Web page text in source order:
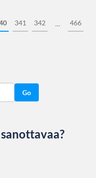
341 342 … 466
Go